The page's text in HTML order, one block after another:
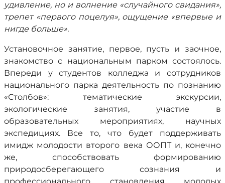
удивление, но и волнение «случайного свидания»,
трепет «первого поцелуя», ощущение «впервые и
нигде больше».
Установочное занятие, первое, пусть и заочное,
знакомство с национальным парком состоялось.
Впереди у студентов колледжа и сотрудников
национального парка деятельность по познанию
«Столбов»: тематические экскурсии,
экологические занятия, участие в
образовательных мероприятиях, научных
экспедициях. Все то, что будет поддерживать
имидж молодости второго века ООПТ и, конечно
же, способствовать формированию
природосберегающего сознания и